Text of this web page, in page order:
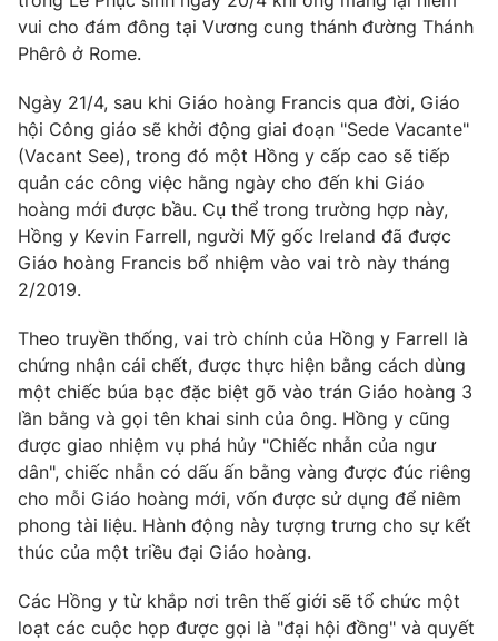
THỜI BÁO VTV
Theo dõi báo trên
Cơ quan chủ quản:Đài Truyền hình Việt Nam
Cơ quan báo chí:Thời báo VTV
Giấy phép hoạt động báo in và báo điện tử số 483/GP-BTTTT
cấp ngày 29/12/2023
Tổng Biên tập:
Phó Tổng Biên tập:
Nguyễn Thị Mỹ Hạnh, Phạm Quốc Thắng,
Nguyễn Trọng Ninh
Tổng đài VTV:024.38 355 931 - 024.38 355 932
Ðiện thoại Thời báo VTV:024.66 897 897
Email: toasoan@vtv.vn
Liên hệ quảng cáo:024-7300.7108
vui cho đám đông tại Vương cung thánh đường Thánh
Phêrô ở Rome.
Ngày 21/4, sau khi Giáo hoàng Francis qua đời, Giáo
hội Công giáo sẽ khởi động giai đoạn "Sede Vacante"
(Vacant See), trong đó một Hồng y cấp cao sẽ tiếp
quản các công việc hằng ngày cho đến khi Giáo
hoàng mới được bầu. Cụ thể trong trường hợp này,
Hồng y Kevin Farrell, người Mỹ gốc Ireland đã được
Giáo hoàng Francis bổ nhiệm vào vai trò này tháng
2/2019.
Theo truyền thống, vai trò chính của Hồng y Farrell là
chứng nhận cái chết, được thực hiện bằng cách dùng
một chiếc búa bạc đặc biệt gõ vào trán Giáo hoàng 3
lần bằng và gọi tên khai sinh của ông. Hồng y cũng
được giao nhiệm vụ phá hủy "Chiếc nhẫn của ngư
dân", chiếc nhẫn có dấu ấn bằng vàng được đúc riêng
cho mỗi Giáo hoàng mới, vốn được sử dụng để niêm
phong tài liệu. Hành động này tượng trưng cho sự kết
thúc của một triều đại Giáo hoàng.
Các Hồng y từ khắp nơi trên thế giới sẽ tổ chức một
loạt các cuộc họp được gọi là "đại hội đồng" và quyết